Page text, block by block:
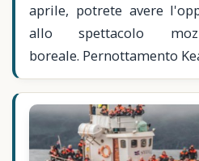
aprile, potrete avere
allo spettacolo
boreale. Pernottamento